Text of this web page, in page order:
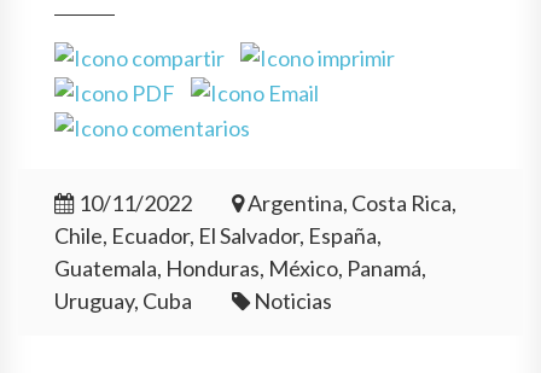
10/11/2022
Argentina, Costa Rica,
Chile, Ecuador, El Salvador, España,
Guatemala, Honduras, México, Panamá,
Uruguay, Cuba
Noticias